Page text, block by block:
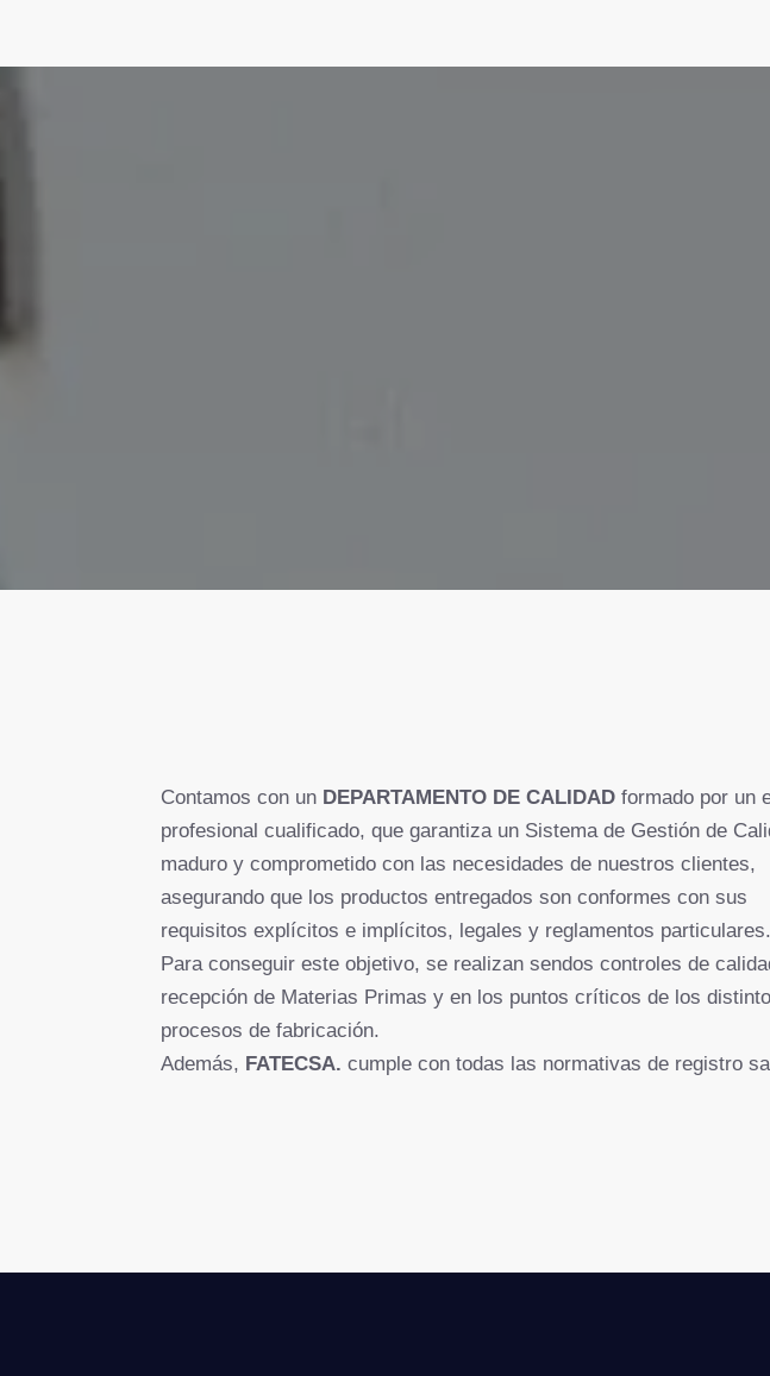
Contamos con un DEPARTAMENTO DE CALIDADformado por un
profesional cualificado, que garantiza un Sistema de Gestión de
maduro y comprometido con las necesidades de nuestros clientes,
asegurando que los productos entregados son conformes con sus
requisitos explícitos e implícitos, legales y reglamentos particulares.
Para conseguir este objetivo, se realizan sendos controles de
recepción de Materias Primas y en los puntos críticos de los
procesos de fabricación.
Además, FATECSA. cumple con todas las normativas de registro